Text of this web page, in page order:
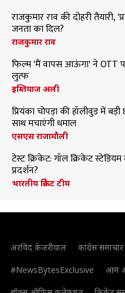
राजकुमार राव की दोहरी
जनता का दिल?
राजकुमार राव
फिल्म 'मैं वापस आऊंगा' ने OTT
लुत्फ
इम्तियाज अली
प्रियंका चोपड़ा की हॉलीवुड में
साथ मचाएंगी धमाल
एसएस राजामौली
टेस्ट क्रिकेट: गॉल क्रिकेट
प्रदर्शन?
भारतीय क्रिकेट टीम
अरविंद केजरीवाल कांग्रेस समाचार
#NewsBytesExclusive
आम